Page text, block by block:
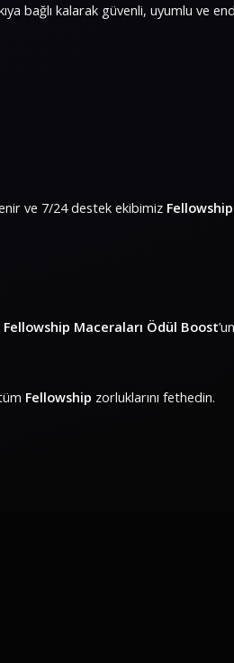
bağlı kalarak güvenli, uyumlu ve
ve 7/24 destek ekibimiz
Fellowship Maceraları Ödül Boost
Fellowship zorluklarını fethedin.